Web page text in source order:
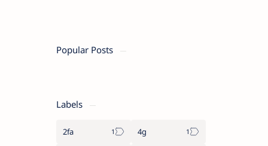
Popular Posts
Labels
2fa 4g